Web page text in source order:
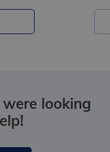
looking